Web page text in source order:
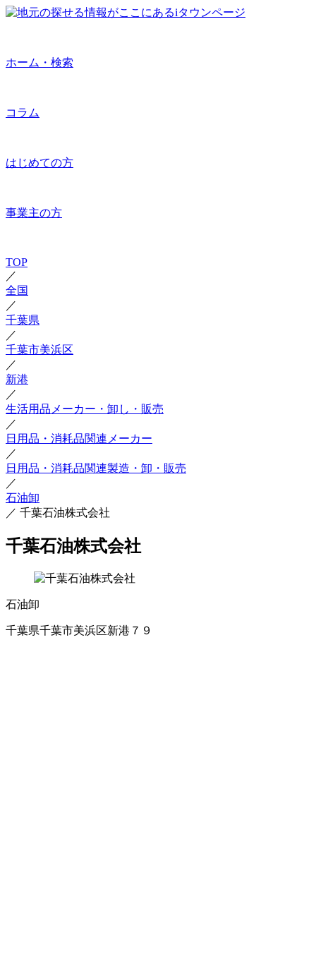
ホーム・検索
コラム
はじめての方
事業主の方
TOP
／
全国
／
千葉県
／
千葉市美浜区
／
新港
／
生活用品メーカー・卸し・販売
／
日用品・消耗品関連メーカー
／
日用品・消耗品関連製造・卸・販売
／
石油卸
／ 千葉石油株式会社
千葉石油株式会社
石油卸
千葉県千葉市美浜区新港７９